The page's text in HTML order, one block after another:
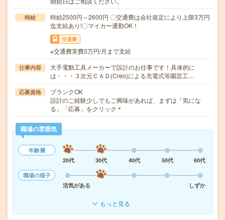
時給
時給2500円～2600円 〇交通費は会社規定により上限3万円
迄支給あり!〇マイカー通勤OK！
交通費
※交通費実費3万円/月まで支給
仕事内容
大手電動工具メーカーで設計のお仕事です！具体的に
は・・・３次元ＣＡＤ(Creo)による充電式等園芸工…
応募資格
ブランクOK
設計のご経験少しでもご興味があれば、まずは「気にな
る」「応募」をクリック＊
職場の雰囲気
年齢層
20代
30代 40代 50代
60代
職場の様子
活気がある
しずか
もっと見る